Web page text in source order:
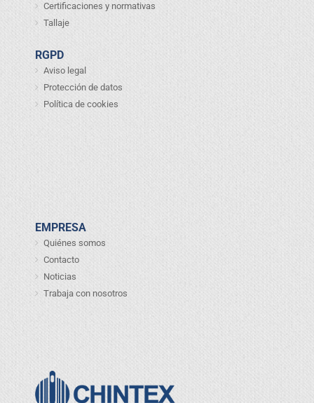
Certificaciones y normativas
Tallaje
RGPD
Aviso legal
Protección de datos
Política de cookies
EMPRESA
Quiénes somos
Contacto
Noticias
Trabaja con nosotros